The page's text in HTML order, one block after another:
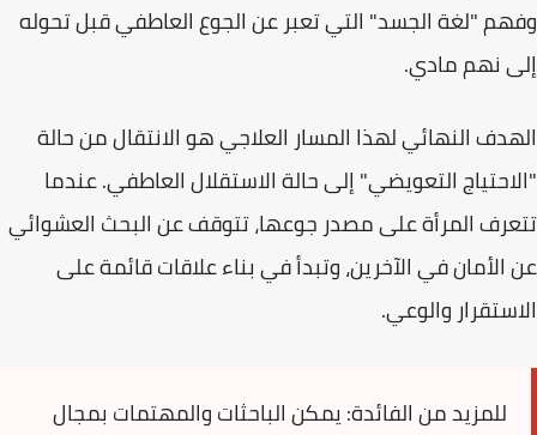
وفهم "لغة الجسد" التي تعبر عن الجوع العاطفي قبل تحوله
إلى نهم مادي.
الهدف النهائي لهذا المسار العلاجي هو الانتقال من حالة
"الاحتياج التعويضي" إلى حالةالاستقلال العاطفي. عندما
تتعرف المرأة على مصدر جوعها، تتوقف عن البحث العشوائي
عن الأمان في الآخرين، وتبدأ في بناء علاقات قائمة على
الاستقرار والوعي.
للمزيد من الفائدة:يمكن الباحثات والمهتمات بمجال